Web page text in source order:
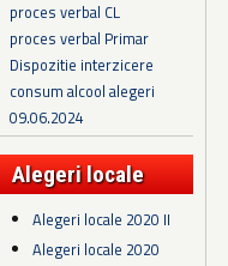
proces verbal CL
proces verbal Primar
Dispozitie interzicere
consum alcool alegeri
09.06.2024
Alegeri locale
Alegeri locale 2020 II
Alegeri locale 2020